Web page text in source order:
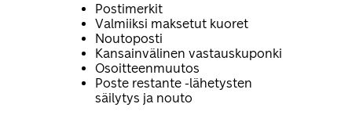
Postimerkit
Valmiiksi maksetut kuoret
Noutoposti
Kansainvälinen vastauskuponki
Osoitteenmuutos
Poste restante -lähetysten
säilytys ja nouto